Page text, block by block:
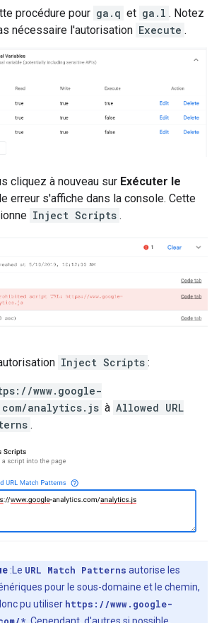
procédure pour ga.q et ga.l . Notez
nécessaire l'autorisation Execute .
cliquez à nouveau sur Exécuter le
erreur s'affiche dans la console. Cette
Inject Scripts .
Inject Scripts :
www.google-
analytics.js à Allowed URL
.
:Le URL Match Patterns autorise les
pour le sous-domaine et le chemin,
pu utiliser https://www.google-